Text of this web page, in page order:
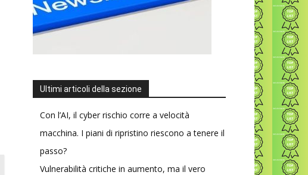
Ultimi articoli della sezione
Con l’AI, il cyber rischio corre a velocità
macchina. I piani di ripristino riescono a tenere il
passo?
Vulnerabilità critiche in aumento, ma il vero